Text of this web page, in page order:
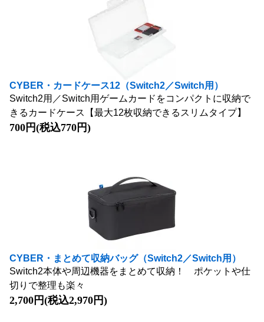
CYBER・カードケース12（Switch2／Switch用）
Switch2用／Switch用ゲームカードをコンパクトに収納で
きるカードケース【最大12枚収納できるスリムタイプ】
700円(税込770円)
CYBER・まとめて収納バッグ（Switch2／Switch用）
Switch2本体や周辺機器をまとめて収納！ ポケットや仕
切りで整理も楽々
2,700円(税込2,970円)